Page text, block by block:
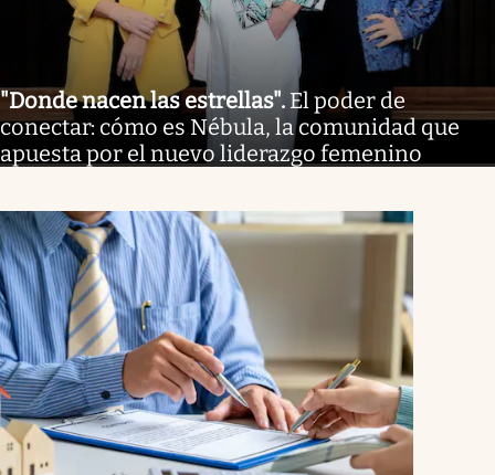
"Donde nacen las estrellas". El poder de
conectar: cómo es Nébula, la comunidad que
apuesta por el nuevo liderazgo femenino